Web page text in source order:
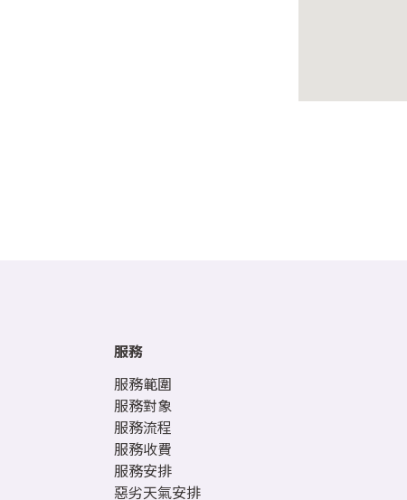
服務
服務範圍
服務對象
服務流程
服務收費
服務安排
惡劣天氣安排